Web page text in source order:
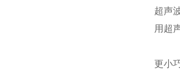
超声
用超
更小